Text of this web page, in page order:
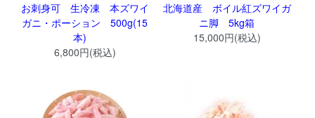
お刺身可 生冷凍 本ズワイ
ガニ・ポーション 500g(15
本)
6,800円(税込)
北海道産 ボイル紅ズワイガ
ニ脚 5kg箱
15,000円(税込)